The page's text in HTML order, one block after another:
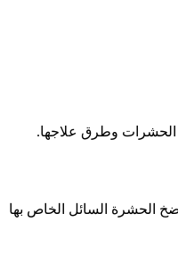
وطرق علاجها.
الحشرة السائل الخاص بها